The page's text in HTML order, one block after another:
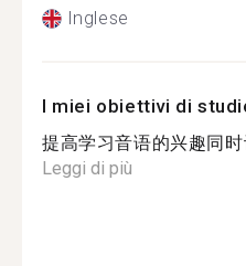
Inglese
I miei obiettivi di
提高学习音语的兴趣同
Leggi di più